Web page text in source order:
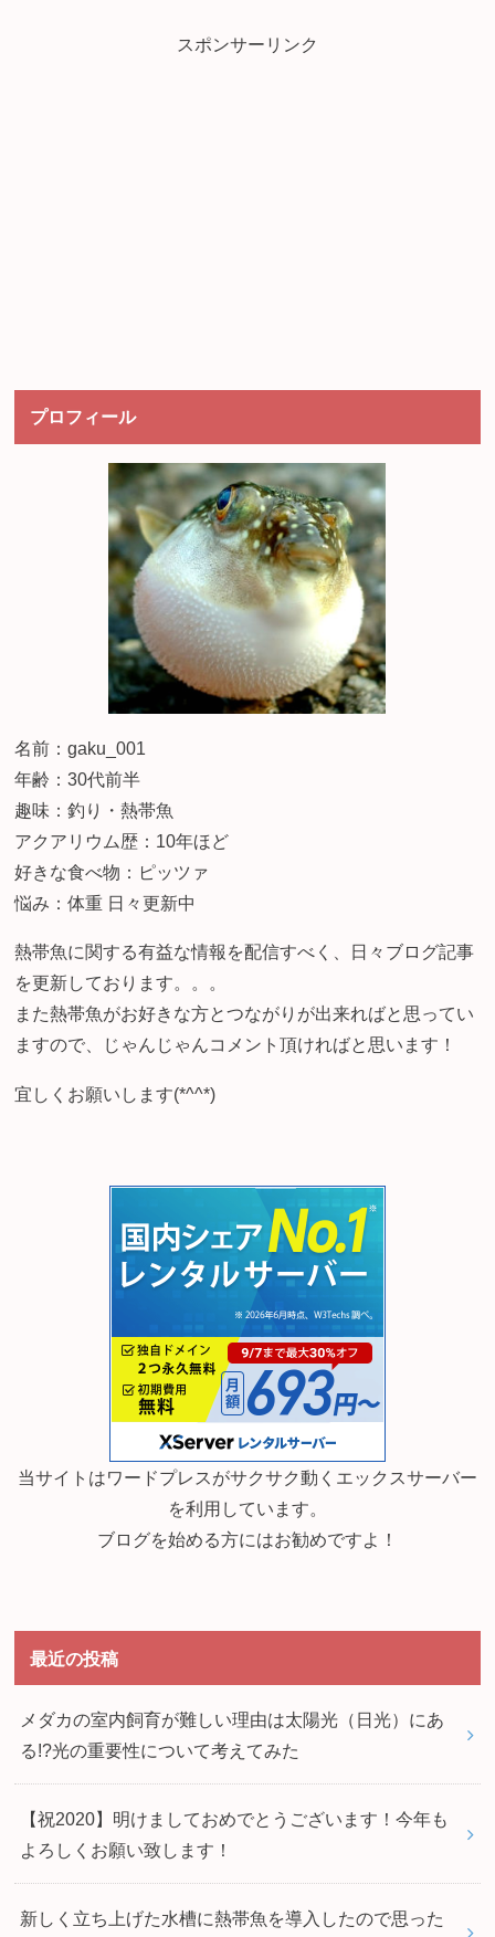
スポンサーリンク
プロフィール
名前：gaku_001
年齢：30代前半
趣味：釣り・熱帯魚
アクアリウム歴：10年ほど
好きな食べ物：ピッツァ
悩み：体重 日々更新中
熱帯魚に関する有益な情報を配信すべく、日々ブログ記事
を更新しております。。。
また熱帯魚がお好きな方とつながりが出来ればと思ってい
ますので、じゃんじゃんコメント頂ければと思います！
宜しくお願いします(*^^*)
当サイトはワードプレスがサクサク動くエックスサーバー
を利用しています。
ブログを始める方にはお勧めですよ！
最近の投稿
メダカの室内飼育が難しい理由は太陽光（日光）にあ
る!?光の重要性について考えてみた
【祝2020】明けましておめでとうございます！今年も
よろしくお願い致します！
新しく立ち上げた水槽に熱帯魚を導入したので思った